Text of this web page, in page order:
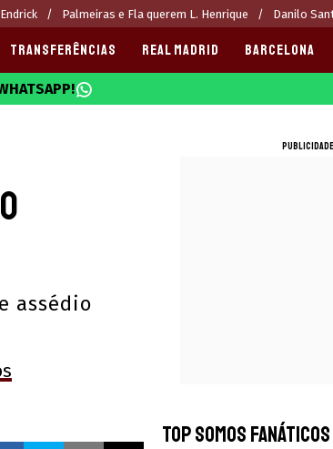
Palmeiras e Fla querem L. Henrique Danilo
TRANSFERÊNCIAS REAL MADRID BARCELONA
assédio
PUBLICIDADE
TOP SOMOS FANÁTICOS